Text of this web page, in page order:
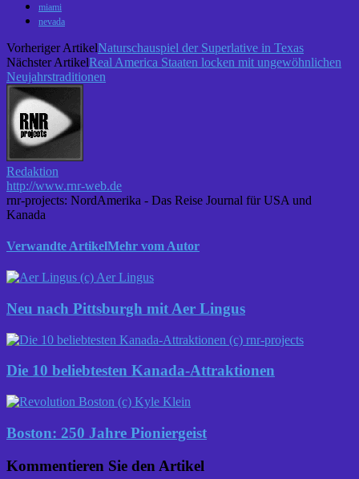
miami
nevada
Vorheriger ArtikelNaturschauspiel der Superlative in Texas
Nächster ArtikelReal America Staaten locken mit ungewöhnlichen
Neujahrstraditionen
Redaktion
http://www.rnr-web.de
rnr-projects: NordAmerika - Das Reise Journal für USA und
Kanada
Verwandte ArtikelMehr vom Autor
Neu nach Pittsburgh mit Aer Lingus
Die 10 beliebtesten Kanada-Attraktionen
Boston: 250 Jahre Pioniergeist
Kommentieren Sie den Artikel